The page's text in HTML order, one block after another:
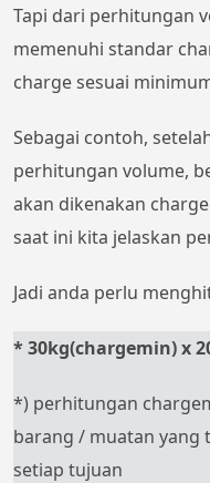
Tapi dari perhitungan
memenuhi standar
charge sesuai
Sebagai contoh,
perhitungan volume,
akan dikenakan
saat ini kita jelaskan
Jadi anda perlu
* 30kg(chargemin) x
*) perhitungan
barang / muatan yang
setiap tujuan